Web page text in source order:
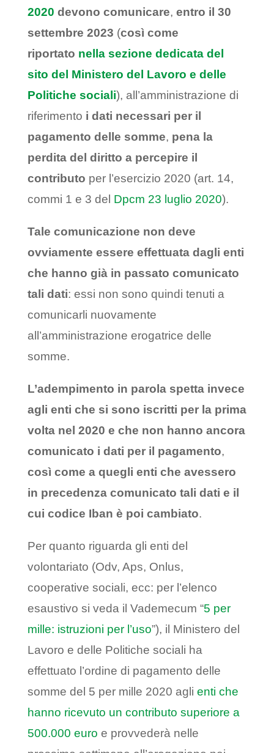
2020 devono comunicare, entro il 30
settembre 2023 (così come
riportato nella sezione dedicata del
sito del Ministero del Lavoro e delle
Politiche sociali), all’amministrazione di
riferimento i dati necessari per il
pagamento delle somme, pena la
perdita del diritto a percepire il
contributo per l’esercizio 2020 (art. 14,
commi 1 e 3 del Dpcm 23 luglio 2020).
Tale comunicazione non deve
ovviamente essere effettuata dagli enti
che hanno già in passato comunicato
tali dati: essi non sono quindi tenuti a
comunicarli nuovamente
all’amministrazione erogatrice delle
somme.
L’adempimento in parola spetta invece
agli enti che si sono iscritti per la prima
volta nel 2020 e che non hanno ancora
comunicato i dati per il pagamento,
così come a quegli enti che avessero
in precedenza comunicato tali dati e il
cui codice Iban è poi cambiato.
Per quanto riguarda gli enti del
volontariato (Odv, Aps, Onlus,
cooperative sociali, ecc: per l’elenco
esaustivo si veda il Vademecum “5 per
mille: istruzioni per l’uso”), il Ministero del
Lavoro e delle Politiche sociali ha
effettuato l’ordine di pagamento delle
somme del 5 per mille 2020 agli enti che
hanno ricevuto un contributo superiore a
500.000 euro e provvederà nelle